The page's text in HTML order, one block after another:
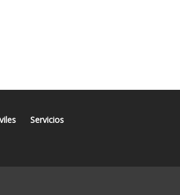
Servicios